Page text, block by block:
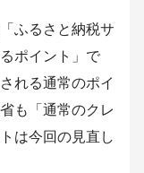
ふるさと納税サ
ポイント」で
れる通常のポイ
も「通常のクレ
は今回の見直し